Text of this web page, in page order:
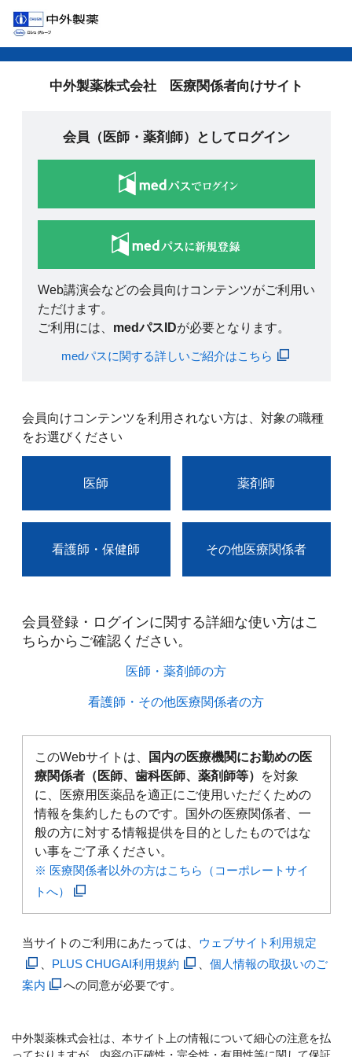
中外製薬株式会社 医療関係者向けサイト
会員（医師・薬剤師）としてログイン
Web講演会などの会員向けコンテンツがご利用い
ただけます。
ご利用には、 medパスIDが必要となります。
medパスに関する詳しいご紹介はこちら
会員向けコンテンツを利用されない方は、対象の職種
をお選びください
医師 薬剤師
看護師・保健師 その他医療関係者
会員登録・ログインに関する詳細な使い方はこ
ちらからご確認ください。​
医師・薬剤師の方​
看護師・その他医療関係者の方​
このWebサイトは、
国内の医療機関にお勤めの医
療関係者（医師、歯科医師、薬剤師等）
を対象
に、医療用医薬品を適正にご使用いただくための
情報を集約したものです。国外の医療関係者、一
般の方に対する情報提供を目的としたものではな
い事をご了承ください。
※ 医療関係者以外の方はこちら（コーポレートサイ
トへ）
当サイトのご利用にあたっては、 ウェブサイト利用規定
PLUS CHUGAI利用規約
個人情報の取扱いのご
案内
への同意が必要です。
中外製薬株式会社は、本サイト上の情報について細心の注意を払
っておりますが、内容の正確性・完全性・有用性等に関して保証